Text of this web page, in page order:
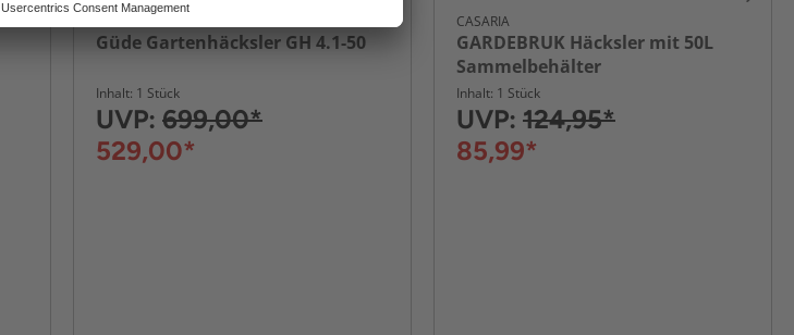
Güde Gartenhäcksler GH 4.1-50
Inhalt: 1 Stück
UVP: 699,00*
529,00*
CASARIA
GARDEBRUK Häcksler mit 50L
Sammelbehälter
Inhalt: 1 Stück
UVP: 124,95*
85,99*